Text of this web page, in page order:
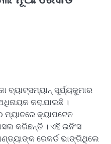
ବ୍ୟାଟ୍ସମ୍ୟାନ୍ ସୂର୍ଯ୍ୟକୁମାର
କରାଯାଇଛି ।
କ୍ୟାପଟେନ
କରିଛନ୍ତି । ଏହି ଇନିଂସ
ରେକର୍ଡ ଭାଙ୍ଗିଥିଲେ